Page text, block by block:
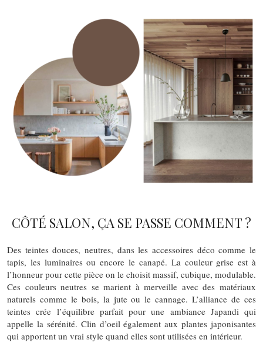
CÔTÉ SALON, ÇA SE PASSE COMMENT ?
Des teintes douces, neutres, dans les accessoires déco comme le
tapis, les luminaires ou encore le canapé. La couleur grise est à
l’honneur pour cette pièce on le choisit massif, cubique, modulable.
Ces couleurs neutres se marient à merveille avec des matériaux
naturels comme le bois, la jute ou le cannage. L’alliance de ces
teintes crée l’équilibre parfait pour une ambiance Japandi qui
appelle la sérénité. Clin d’oeil également aux plantes japonisantes
qui apportent un vrai style quand elles sont utilisées en intérieur.